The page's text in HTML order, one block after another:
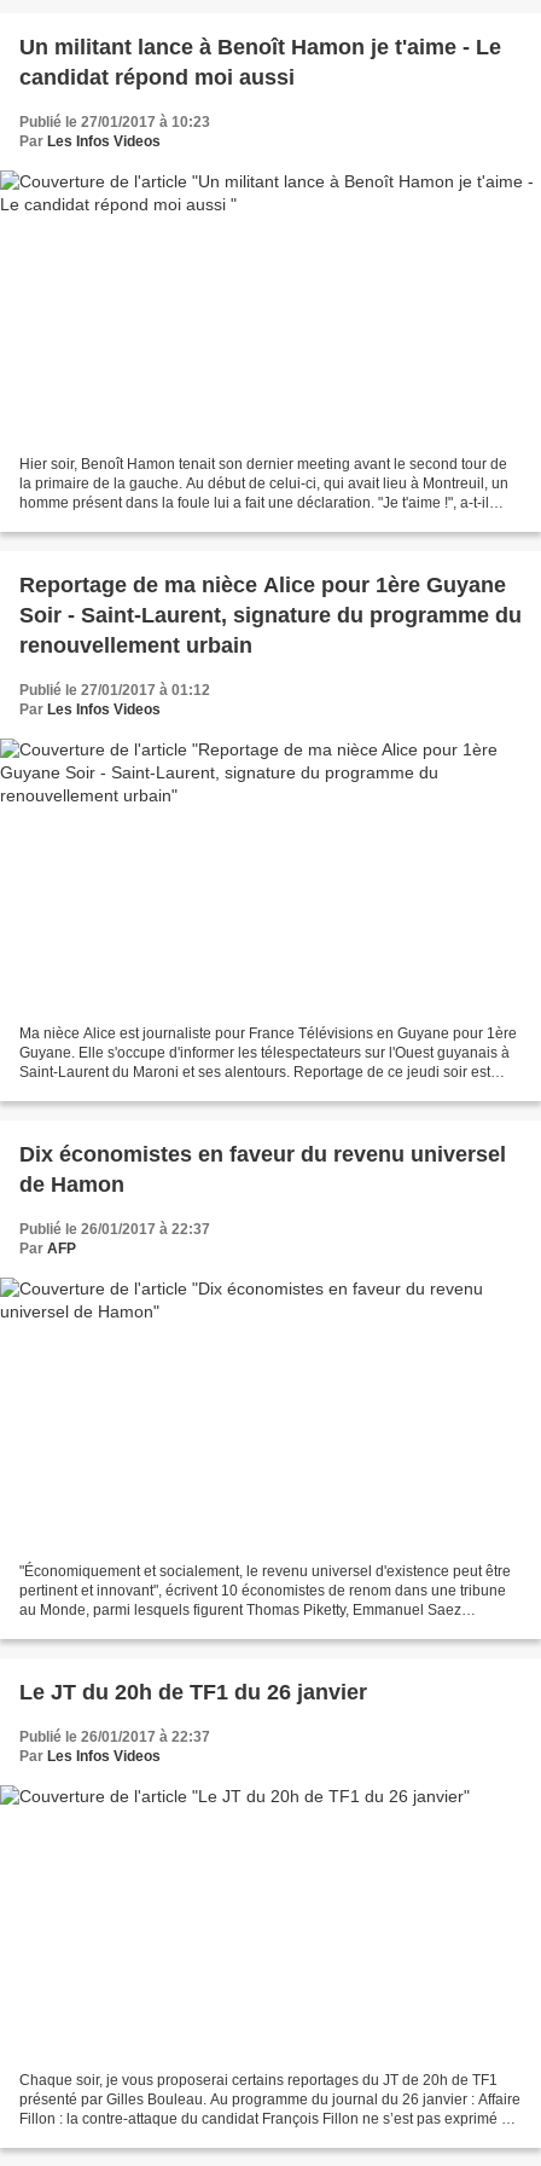
Un militant lance à Benoît Hamon je t'aime - Le
candidat répond moi aussi
Publié le 27/01/2017 à 10:23
Par Les Infos Videos
Hier soir, Benoît Hamon tenait son dernier meeting avant le second tour de
la primaire de la gauche. Au début de celui-ci, qui avait lieu à Montreuil, un
homme présent dans la foule lui a fait une déclaration. "Je t'aime !", a-t-il
Reportage de ma nièce Alice pour 1ère Guyane
Soir - Saint-Laurent, signature du programme du
renouvellement urbain
Publié le 27/01/2017 à 01:12
Par Les Infos Videos
Ma nièce Alice est journaliste pour France Télévisions en Guyane pour 1ère
Guyane. Elle s'occupe d'informer les télespectateurs sur l'Ouest guyanais à
Saint-Laurent du Maroni et ses alentours. Reportage de ce jeudi soir est
Dix économistes en faveur du revenu universel
de Hamon
Publié le 26/01/2017 à 22:37
Par AFP
"Économiquement et socialement, le revenu universel d'existence peut être
pertinent et innovant", écrivent 10 économistes de renom dans une tribune
au Monde, parmi lesquels figurent Thomas Piketty, Emmanuel Saez
Le JT du 20h de TF1 du 26 janvier
Publié le 26/01/2017 à 22:37
Par Les Infos Videos
Chaque soir, je vous proposerai certains reportages du JT de 20h de TF1
présenté par Gilles Bouleau. Au programme du journal du 26 janvier : Affaire
Fillon : la contre-attaque du candidat François Fillon ne s’est pas exprimé de